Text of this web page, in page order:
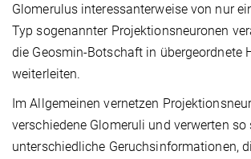
Glomerulus interessanterweise von nur
Typ sogenannter Projektionsneuronen
die Geosmin-Botschaft in übergeordnete
weiterleiten.
Im Allgemeinen vernetzen
verschiedene Glomeruli und verwerten
unterschiedliche Geruchsinformationen,